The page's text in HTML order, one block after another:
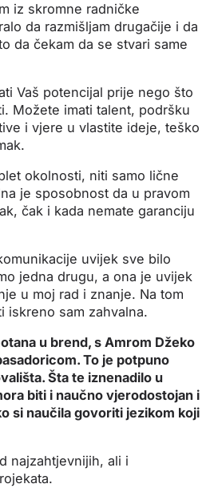
iz skromne radničke
da razmišljam drugačije i da
da čekam da se stvari same
Vaš potencijal prije nego što
Možete imati talent, podršku
i vjere u vlastite ideje, teško
okolnosti, niti samo lične
je sposobnost da u pravom
čak i kada nemate garanciju
uvijek sve bilo
jedna drugu, a ona je uvijek
u moj rad i znanje. Na tom
iskreno sam zahvalna.
u brend, s Amrom Džeko
To je potpuno
Šta te iznenadilo u
biti i naučno vjerodostojan i
si naučila govoriti jezikom koji
najzahtjevnijih, ali i